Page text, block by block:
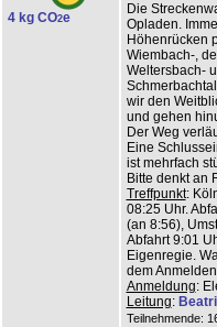
4 kg CO2e
Die
Opladen.
Höhenrücken
Wiembach-,
Weltersbach-
wir den
und gehen
Der Weg
Eine
ist mehrfach
Bitte denkt an
Treffpunkt:
08:25 Uhr.
(an 8:56),
Abfahrt 9:01
Eigenregie.
dem Anmelden
Anmeldung:
Leitung:
Teilnehmende: